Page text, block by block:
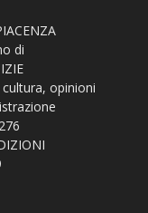
di
opinioni